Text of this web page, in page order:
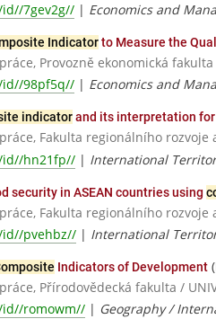
7gev2g// | Economics and
Indicatorto Measure the
Provozně ekonomická
id//98pf5q// | Economics and
indicatorand its interpretation
Fakulta regionálního
id//hn21fp// | International
security in ASEAN countries using
Fakulta regionálního
id//pvehbz// | International
Indicators of Development
Přírodovědecká fakulta /
id//romowm// | Geography /